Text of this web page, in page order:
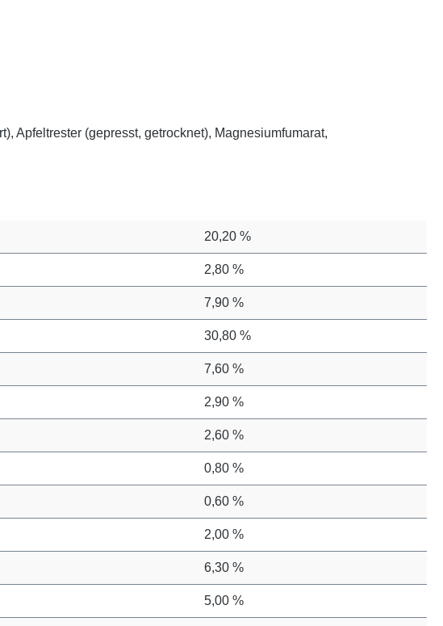
Apfeltrester (gepresst, getrocknet), Magnesiumfumarat,
20,20 %
2,80 %
7,90 %
30,80 %
7,60 %
2,90 %
2,60 %
0,80 %
0,60 %
2,00 %
6,30 %
5,00 %